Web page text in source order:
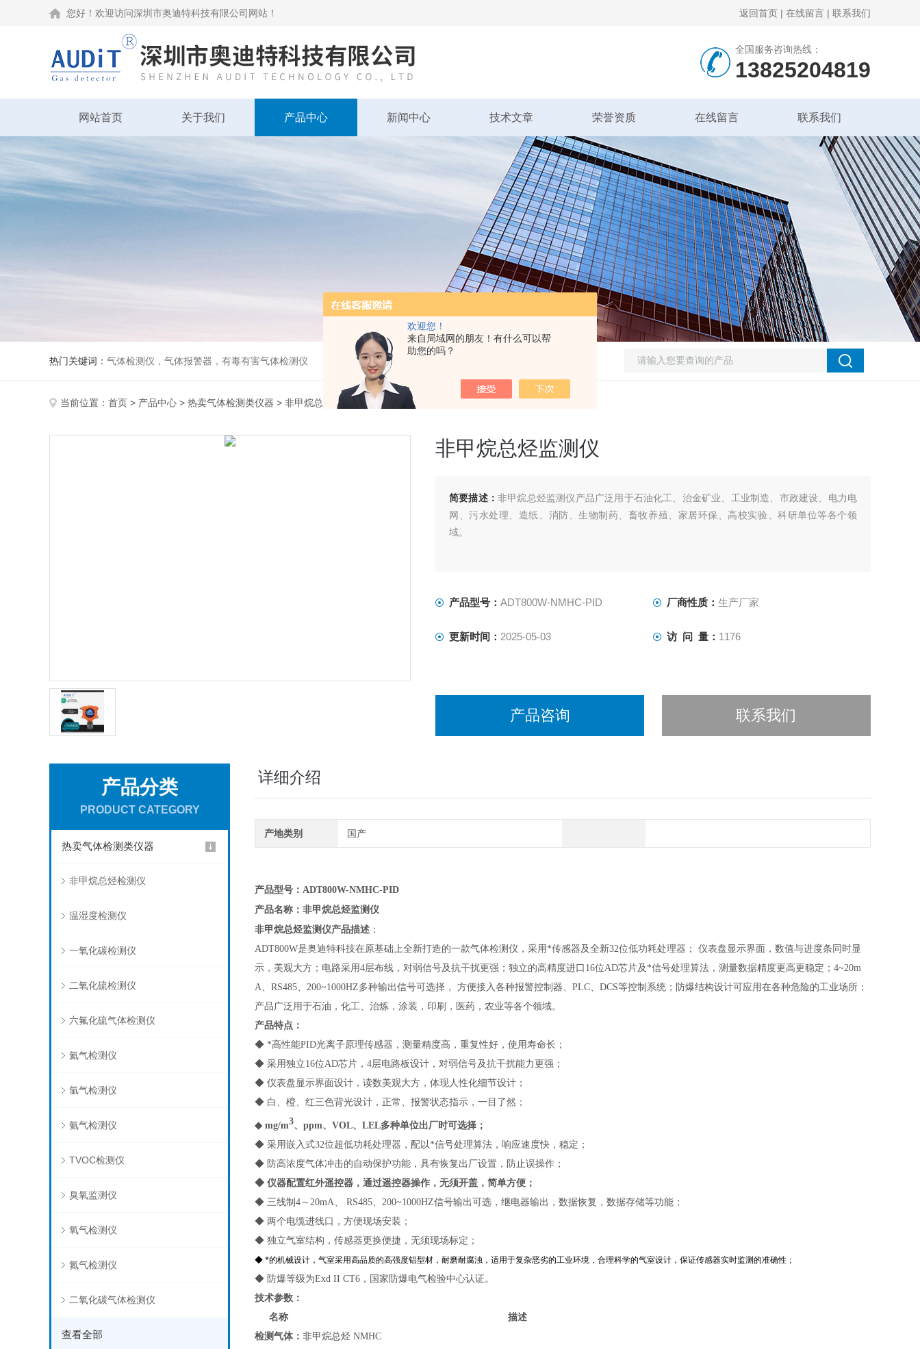
欢迎您！
来自局域网的朋友！有什么可以帮
助您的吗？
您好！欢迎访问深圳市奥迪特科技有限公司网站！ 返回首页 | 在线留言 | 联系我们
全国服务咨询热线：
13825204819
网站首页 关于我们 产品中心 新闻中心 技术文章 荣誉资质 在线留言 联系我们
热门关键词： 气体检测仪，气体报警器，有毒有害气体检测仪
当前位置： 首页 > 产品中心 > 热卖气体检测类仪器 > 非甲烷总烃检测仪 > ADT800W-NMHC-PID非甲烷总烃监测仪
非甲烷总烃监测仪
简要描述： 非甲烷总烃监测仪产品广泛用于石油化工、治金矿业、工业制造、市政建设、电力电
网、污水处理、造纸、消防、生物制药、畜牧养殖、家居环保、高校实验、科研单位等各个领
域。
产品型号： ADT800W-NMHC-PID 厂商性质： 生产厂家
更新时间： 2025-05-03 访 问 量： 1176
产品咨询 联系我们
产品分类
PRODUCT CATEGORY
热卖气体检测类仪器
非甲烷总烃检测仪
温湿度检测仪
一氧化碳检测仪
二氧化硫检测仪
六氟化硫气体检测仪
氦气检测仪
氩气检测仪
氨气检测仪
TVOC检测仪
臭氧监测仪
氧气检测仪
氮气检测仪
二氧化碳气体检测仪
查看全部
详细介绍
产地类别 国产
产品型号：ADT800W-NMHC-PID
产品名称： 非甲烷总烃监测仪
非甲烷总烃监测仪产品描述 ：
ADT800W是奥迪特科技在原基础上全新打造的一款气体检测仪，采用*传感器及全新32位低功耗处理器； 仪表盘显示界面，数值与进度条同时显
示，美观大方；电路采用4层布线，对弱信号及抗干扰更强；独立的高精度进口16位AD芯片及*信号处理算法，测量数据精度更高更稳定；4~20m
A、RS485、200~1000HZ多种输出信号可选择， 方便接入各种报警控制器、PLC、DCS等控制系统；防爆结构设计可应用在各种危险的工业场所；
产品广泛用于石油，化工、治炼，涂装，印刷，医药，农业等各个领域。
产品特点：
◆ *高性能PID光离子原理传感器，测量精度高，重复性好，使用寿命长；
◆ 采用独立16位AD芯片，4层电路板设计，对弱信号及抗干扰能力更强；
◆ 仪表盘显示界面设计，读数美观大方，体现人性化细节设计；
◆ 白、橙、红三色背光设计，正常、报警状态指示，一目了然；
◆ mg/m3、ppm、VOL、LEL多种单位出厂时可选择；
◆ 采用嵌入式32位超低功耗处理器，配以*信号处理算法，响应速度快，稳定；
◆ 防高浓度气体冲击的自动保护功能，具有恢复出厂设置，防止误操作；
◆ 仪器配置红外遥控器，通过遥控器操作，无须开盖，简单方便；
◆ 三线制4～20mA、 RS485、200~1000HZ信号输出可选，继电器输出，数据恢复，数据存储等功能；
◆ 两个电缆进线口，方便现场安装；
◆ 独立气室结构，传感器更换便捷，无须现场标定；
◆ *的机械设计，气室采用高品质的高强度铝型材，耐磨耐腐浊，适用于复杂恶劣的工业环境，合理科学的气室设计，保证传感器实时监测的准确性；
◆ 防爆等级为Exd II CT6，国家防爆电气检验中心认证。
技术参数：
名称
描述
检测气体： 非甲烷总烃 NMHC